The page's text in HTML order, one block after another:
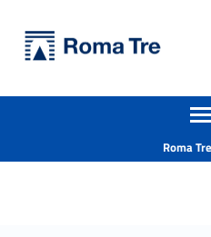
Prof. LORENZO LAMPARIELLO - Università Roma Tre
Apri il menu secondario
Roma